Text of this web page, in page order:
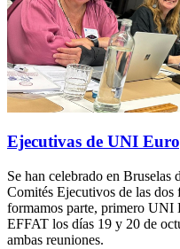
Ejecutivas de UNI
Se han celebrado en Bruselas
Comités Ejecutivos de las dos
formamos parte, primero UNI
EFFAT los días 19 y 20 de
ambas reuniones.